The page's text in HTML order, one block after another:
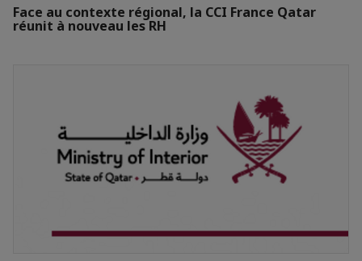
Face au contexte régional, la CCI France Qatar
réunit à nouveau les RH